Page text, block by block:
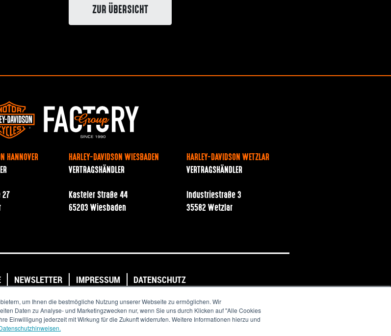
um Ihnen die bestmögliche Nutzung unserer Webseite zu ermöglichen. Wir
Daten zu Analyse- und Marketingzwecken nur, wenn Sie uns durch Klicken auf "Alle Cookies
Einwilligung jederzeit mit Wirkung für die Zukunft widerrufen. Weitere Informationen hierzu und
ZUR ÜBERSICHT
HANNOVER
HARLEY-DAVIDSON WIESBADEN
VERTRAGSHÄNDLER
Kasteler Straße 44
65203 Wiesbaden
HARLEY-DAVIDSON WETZLAR
VERTRAGSHÄNDLER
Industriestraße 3
35582 Wetzlar
NEWSLETTER IMPRESSUM DATENSCHUTZ
© 2020. All Rights Reserved.